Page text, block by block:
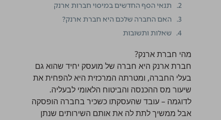
2.
תנאי הסף החדשים במיסוי חברות ארנק
3.
האם החברה שלכם היא חברת ארנק?
4.
שאלות ותשובות
מהי חברת ארנק?
חברת ארנק היא חברה של מועסק יחיד שהוא גם
בעלי החברה, ומטרתה המרכזית היא להפחית את
שיעור מס ההכנסה והביטוח הלאומי לבעליה.
לדוגמה – עובד שהעסקתו כשכיר בחברה הופסקה
אבל ממשיך לתת לה את אותם השירותים שנתן